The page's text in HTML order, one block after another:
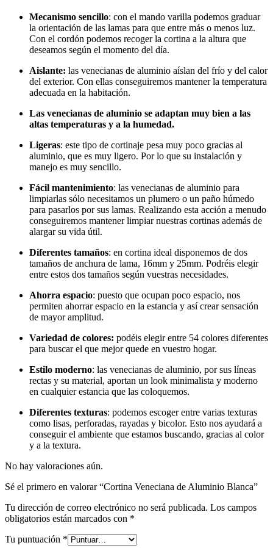
Mecanismo sencillo: con el mando varilla podemos graduar
la orientación de las lamas para que entre más o menos luz.
Con el cordón podemos recoger la cortina a la altura que
deseamos según el momento del día.
Aislante: las venecianas de aluminio aíslan del frío y del calor
del exterior. Con ellas conseguiremos mantener la temperatura
adecuada en la habitación.
Las venecianas de aluminio se adaptan muy bien a las
altas temperaturas y a la humedad.
Ligeras: este tipo de cortinaje pesa muy poco gracias al
aluminio, que es muy ligero. Por lo que su instalación y
manejo es muy sencillo.
Fácil mantenimiento: las venecianas de aluminio para
limpiarlas sólo necesitamos un plumero o un paño húmedo
para pasarlos por sus lamas. Realizando esta acción a menudo
conseguiremos mantener limpiar nuestras cortinas además de
alargar su vida útil.
Diferentes tamaños: en cortina ideal disponemos de dos
tamaños de anchura de lama, 16mm y 25mm. Podréis elegir
entre estos dos tamaños según vuestras necesidades.
Ahorra espacio: puesto que ocupan poco espacio, nos
permiten ahorrar espacio en la estancia y así crear sensación
de mayor amplitud.
Variedad de colores: podéis elegir entre 54 colores diferentes
para buscar el que mejor quede en vuestro hogar.
Estilo moderno: las venecianas de aluminio, por sus líneas
rectas y su material, aportan un look minimalista y moderno
en cualquier estancia que las coloquemos.
Diferentes texturas: podemos escoger entre varias texturas
como lisas, perforadas, rayadas y bicolor. Esto nos ayudará a
conseguir el ambiente que estamos buscando, gracias al color
y a la textura.
No hay valoraciones aún.
Sé el primero en valorar “Cortina Veneciana de Aluminio Blanca”
Tu dirección de correo electrónico no será publicada. Los campos
obligatorios están marcados con *
Tu puntuación *